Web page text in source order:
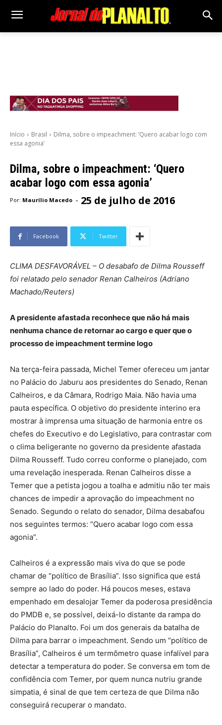
Início Brasil
Dilma, sobre o impeachment: ‘Quero acabar logo com
essa agonia’
Dilma, sobre o impeachment: ‘Quero
acabar logo com essa agonia’
Por: Maurílio Macedo - 25 de julho de 2016
Facebook Twitter
CLIMA DESFAVORÁVEL – O desabafo de Dilma Rousseff
foi relatado pelo senador Renan Calheiros (Adriano
Machado/Reuters)
A presidente afastada reconhece que não há mais
nenhuma chance de retornar ao cargo e quer que o
processo de impeachment termine logo
Na terça-feira passada, Michel Temer ofereceu um jantar
no Palácio do Jaburu aos presidentes do Senado, Renan
Calheiros, e da Câmara, Rodrigo Maia. Não havia uma
pauta específica. O objetivo do presidente interino era
mostrar à imprensa uma situação de harmonia entre os
chefes do Executivo e do Legislativo, para contrastar com
o clima beligerante no governo da presidente afastada
Dilma Rousseff. Tudo correu conforme o planejado, com
uma revelação inesperada. Renan Calheiros disse a
Temer que a petista jogou a toalha e admitiu não ter mais
chances de impedir a aprovação do impeachment no
Senado. Segundo o relato do senador, Dilma desabafou
nos seguintes termos: “Quero acabar logo com essa
agonia”.
Calheiros é a expressão mais viva do que se pode
chamar de “político de Brasília”. Isso significa que está
sempre ao lado do poder. Há poucos meses, estava
empenhado em desalojar Temer da poderosa presidência
do PMDB e, se possível, deixá-lo distante da rampa do
Palácio do Planalto. Foi um dos generais da batalha de
Dilma para barrar o impeachment. Sendo um “político de
Brasília”, Calheiros é um termômetro quase infalível para
detectar a temperatura do poder. Se conversa em tom de
confidência com Temer, por quem nunca nutriu grande
simpatia, é sinal de que tem certeza de que Dilma não
conseguirá recuperar o mandato.